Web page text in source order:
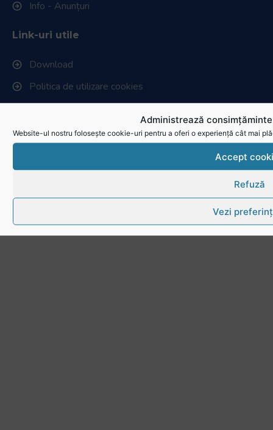
Administrează
Website-ul nostru folosește cookie-uri pentru a oferi o experiență cât mai
Accept
Refuză
Vezi
Info - Anunțuri
Link-uri utile
Download
Politica de utilizare cookies